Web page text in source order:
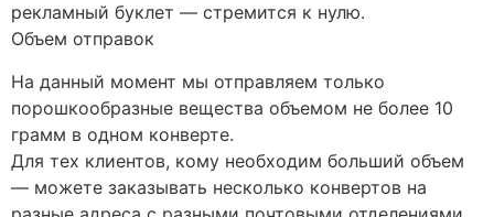
рекламный буклет — стремится к нулю.
Объем отправок
На данный момент мы отправляем только
порошкообразные вещества объемом не более 10
грамм в одном конверте.
Для тех клиентов, кому необходим больший объем
— можете заказывать несколько конвертов на